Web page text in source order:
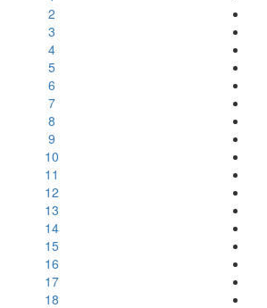
2
3
4
5
6
7
8
9
10
11
12
13
14
15
16
17
18